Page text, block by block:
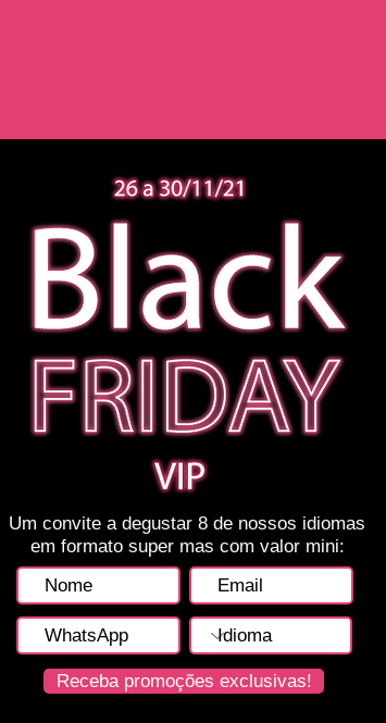
Um convite a degustar 8 de nossos idiomas
em formato super mas com valor mini:
Receba promoções exclusivas!